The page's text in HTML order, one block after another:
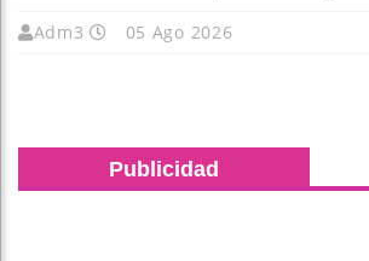
Adm3 05 Ago 2026
Publicidad